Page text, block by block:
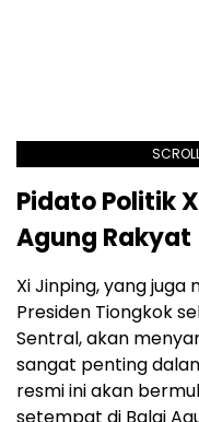
Pidato Politik
Agung Rakyat
Xi Jinping, yang
Presiden Tiongkok
Sentral, akan
sangat penting
resmi ini akan